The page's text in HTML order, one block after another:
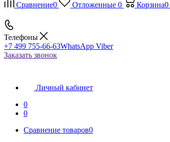
Сравнение0 Отложенные 0 Корзина0
Телефоны
+7 499 755-66-63WhatsApp Viber
Заказать звонок
Личный кабинет
0
0
Сравнение товаров0